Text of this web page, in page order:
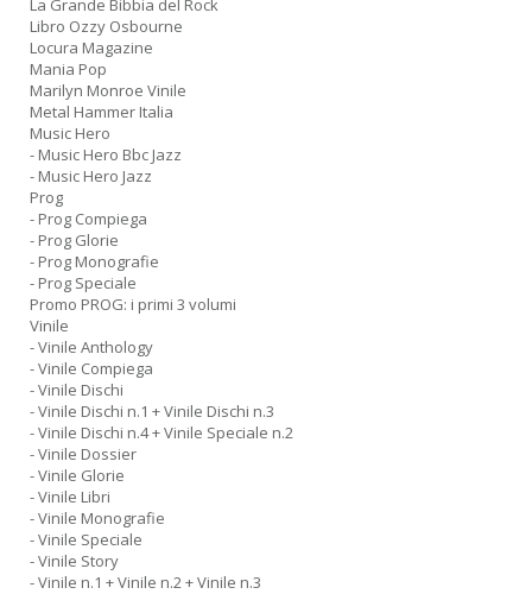
La Grande Bibbia del Rock
Libro Ozzy Osbourne
Locura Magazine
Mania Pop
Marilyn Monroe Vinile
Metal Hammer Italia
Music Hero
- Music Hero Bbc Jazz
- Music Hero Jazz
Prog
- Prog Compiega
- Prog Glorie
- Prog Monografie
- Prog Speciale
Promo PROG: i primi 3 volumi
Vinile
- Vinile Anthology
- Vinile Compiega
- Vinile Dischi
- Vinile Dischi n.1 + Vinile Dischi n.3
- Vinile Dischi n.4 + Vinile Speciale n.2
- Vinile Dossier
- Vinile Glorie
- Vinile Libri
- Vinile Monografie
- Vinile Speciale
- Vinile Story
- Vinile n.1 + Vinile n.2 + Vinile n.3